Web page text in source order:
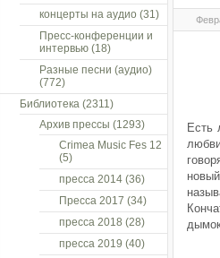
Есть
концерты на аудио (31)
Пресс-конференции и
интервью(18)
Разные песни (аудио)
(772)
Библиотека(2311)
Архив прессы (1293)
Crimea Music Fes 12
(5)
пресса 2014(36)
Пресса 2017 (34)
пресса 2018 (28)
пресса 2019 (40)